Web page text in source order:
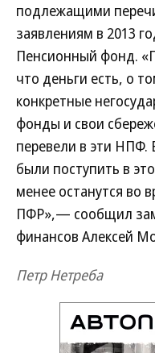
подлежащими
заявлениям в 2013
Пенсионный фонд.
что деньги есть, о
конкретные
фонды и свои
перевели в эти
были поступить в
менее останутся во
ПФР»,— сообщил
финансов Алексей
Петр Нетреба